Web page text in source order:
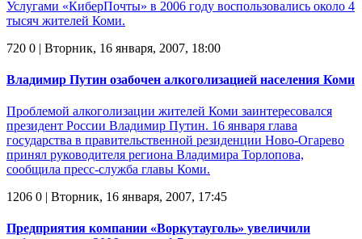
Услугами «КиберПочты» в 2006 году воспользовались около 4
тысяч жителей Коми.
720 0 | Вторник, 16 января, 2007, 18:00
Владимир Путин озабочен алкоголизацией населения Коми
Проблемой алкоголизации жителей Коми заинтересовался
президент России Владимир Путин. 16 января глава
государства в правительственной резиденции Ново-Огарево
принял руководителя региона Владимира Торлопова,
сообщила пресс-служба главы Коми.
1206 0 | Вторник, 16 января, 2007, 17:45
Предприятия компании «Воркутауголь» увеличили